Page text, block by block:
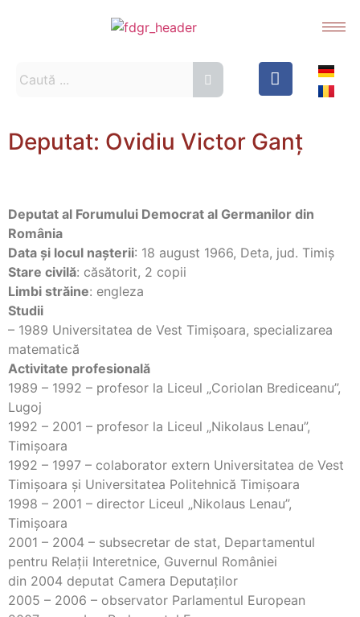
Deputat: Ovidiu Victor Ganţ
Deputat al Forumului Democrat al Germanilor din
România
Data şi locul naşterii: 18 august 1966, Deta, jud. Timiş
Stare civilă: căsătorit, 2 copii
Limbi străine: engleza
Studii
– 1989 Universitatea de Vest Timişoara, specializarea
matematică
Activitate profesională
1989 – 1992 – profesor la Liceul „Coriolan Brediceanu”,
Lugoj
1992 – 2001 – profesor la Liceul „Nikolaus Lenau”,
Timişoara
1992 – 1997 – colaborator extern Universitatea de Vest
Timişoara şi Universitatea Politehnică Timişoara
1998 – 2001 – director Liceul „Nikolaus Lenau”,
Timişoara
2001 – 2004 – subsecretar de stat, Departamentul
pentru Relaţii Interetnice, Guvernul României
din 2004 deputat Camera Deputaţilor
2005 – 2006 – observator Parlamentul European